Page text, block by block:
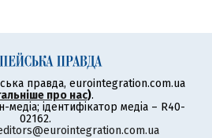
правда, eurointegration.com.ua
про нас).
медіа; ідентифікатор медіа – R40-
02162.